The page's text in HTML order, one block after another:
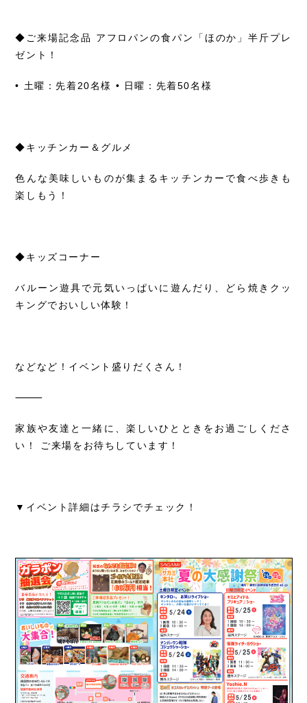
◆ご来場記念品 アフロパンの食パン「ほのか」半斤プレ
ゼント！
• 土曜：先着20名様 • 日曜：先着50名様
◆キッチンカー＆グルメ
色んな美味しいものが集まるキッチンカーで食べ歩きも
楽しもう！
◆キッズコーナー
バルーン遊具で元気いっぱいに遊んだり、どら焼きクッ
キングでおいしい体験！
などなど！イベント盛りだくさん！
⸻
家族や友達と一緒に、楽しいひとときをお過ごしくださ
い！ ご来場をお待ちしています！
▼イベント詳細はチラシでチェック！